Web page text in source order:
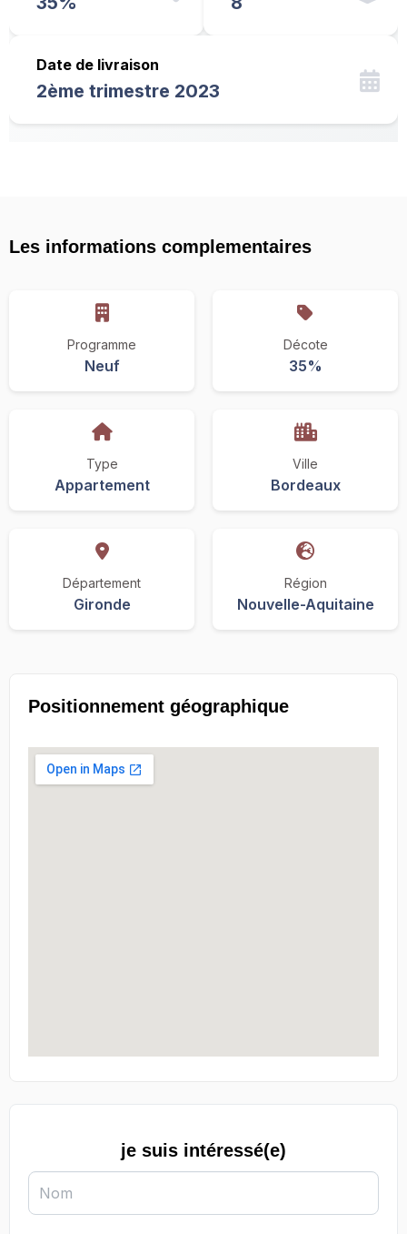
Date de livraison
2ème trimestre 2023
Les informations complementaires
Programme
Neuf
Décote
35%
Type
Appartement
Ville
Bordeaux
Département
Gironde
Région
Nouvelle-Aquitaine
Positionnement géographique
je suis intéressé(e)
Nom